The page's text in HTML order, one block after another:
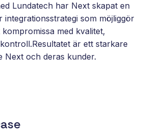
Lundatech har Next skapat en
integrationsstrategi som möjliggör
med kvalitet,
är ett starkare
Next och deras kunder.